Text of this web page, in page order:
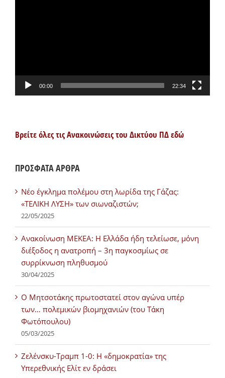
00:00 22:34
Βρείτε όλες τις Ανακοινώσεις του Δικτύου ΠΔ εδώ
ΠΡΟΣΦΑΤΑ ΑΡΘΡΑ
Νέο έγκλημα πολέμου στη λωρίδα της Γάζας:
«ΤΕΛΙΚΗ ΛΥΣΗ» των σιωναζιστών;
22/05/2025
Ανακοίνωση ΜΕΚΕΑ: Η Ελλάδα ήδη τελείωσε, μόνη
διέξοδος η ανατροπή – 3η παγκοσμίως σε
συρρίκνωση πληθυσμού
30/04/2025
Ο Μητσοτάκης πρωτοστατεί στον αγώνα υπέρ
των… πολεμικών βιομηχανιών (του Τάκη
Φωτόπουλου)
05/03/2025
Ζελένσκυ-Τραμπ 1-0: Η «δημοκρατία» της
Υπερεθνικής Ελίτ εν δράσει